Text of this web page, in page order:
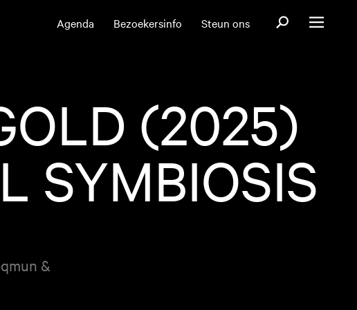
Agenda Bezoekersinfo Steun ons OpenOpen menu
(2025)
SYMBIOSIS
&